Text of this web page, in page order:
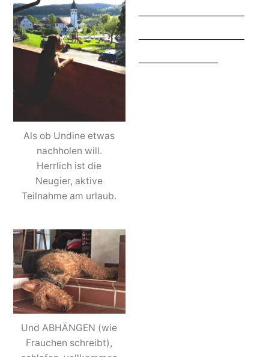
Als ob Undine etwas
nachholen will.
Herrlich ist die
Neugier, aktive
Teilnahme am urlaub.
————————
————————
——————
Und ABHÄNGEN (wie
Frauchen schreibt),